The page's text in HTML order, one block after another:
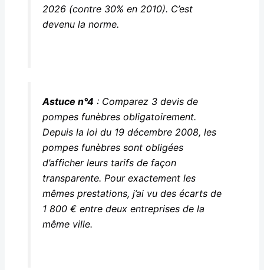
2026 (contre 30% en 2010). C’est
devenu la norme.
Astuce n°4 : Comparez 3 devis de
pompes funèbres obligatoirement.
Depuis la loi du 19 décembre 2008, les
pompes funèbres sont obligées
d’afficher leurs tarifs de façon
transparente. Pour exactement les
mêmes prestations, j’ai vu des écarts de
1 800 € entre deux entreprises de la
même ville.